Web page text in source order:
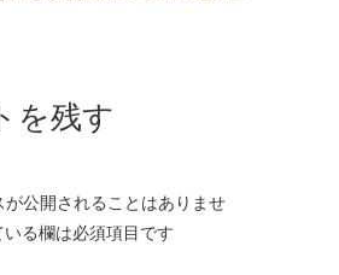
を残す
が公開されることはありませ
る欄は必須項目です